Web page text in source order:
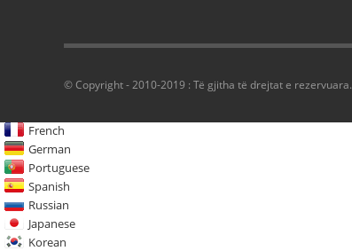
© Copyright - 2010-2019 : Të gjitha të drejtat e rezervuara.
French
German
Portuguese
Spanish
Russian
Japanese
Korean